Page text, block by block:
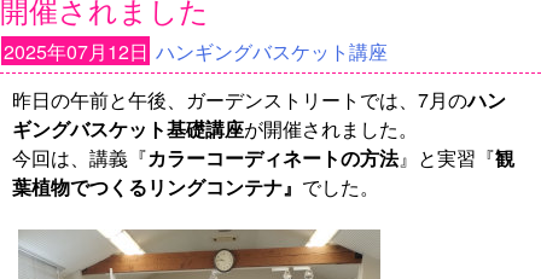
開催されました
2025年07月12日 ハンギングバスケット講座
昨日の午前と午後、ガーデンストリートでは、7月のハン
ギングバスケット基礎講座が開催されました。
今回は、講義『カラーコーディネートの方法』と実習『観
葉植物でつくるリングコンテナ』 でした。